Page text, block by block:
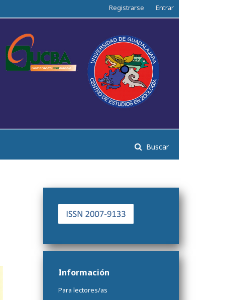
Buscar
Registrarse Entrar
Información
Para lectores/as